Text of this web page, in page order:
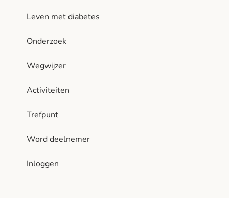
Leven met diabetes
Onderzoek
Wegwijzer
Activiteiten
Trefpunt
Word deelnemer
Inloggen